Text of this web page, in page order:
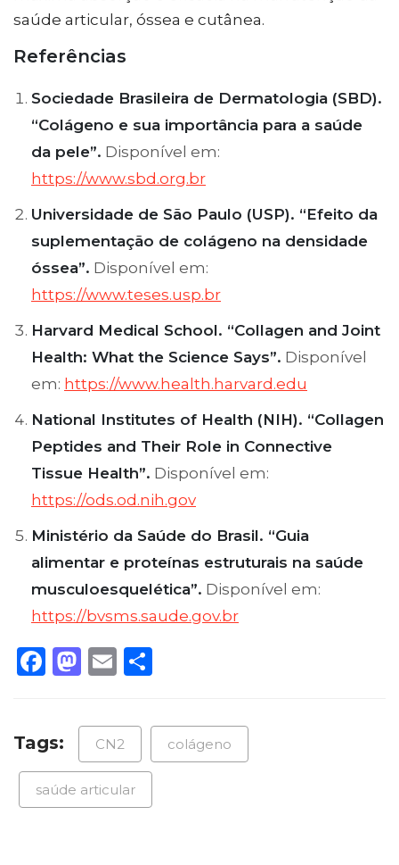
saúde articular, óssea e cutânea.
Referências
Sociedade Brasileira de Dermatologia (SBD).
“Colágeno e sua importância para a saúde
da pele”. Disponível em:
https://www.sbd.org.br
Universidade de São Paulo (USP). “Efeito da
suplementação de colágeno na densidade
óssea”. Disponível em:
https://www.teses.usp.br
Harvard Medical School. “Collagen and Joint
Health: What the Science Says”. Disponível
em: https://www.health.harvard.edu
National Institutes of Health (NIH). “Collagen
Peptides and Their Role in Connective
Tissue Health”. Disponível em:
https://ods.od.nih.gov
Ministério da Saúde do Brasil. “Guia
alimentar e proteínas estruturais na saúde
musculoesquelética”. Disponível em:
https://bvsms.saude.gov.br
Facebook
Mastodon
Email
Tags: CN2 colágeno
saúde articular